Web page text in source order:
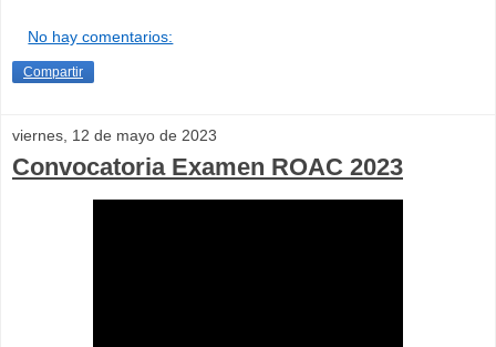
No hay comentarios:
Compartir
viernes, 12 de mayo de 2023
Convocatoria Examen ROAC 2023